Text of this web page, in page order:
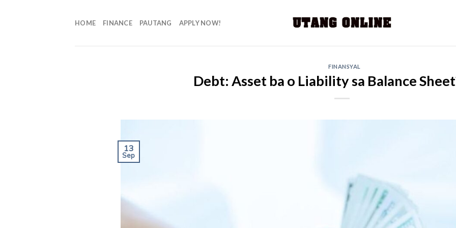
HOME FINANCE PAUTANG APPLY NOW!
FINANSYAL
Debt: Asset ba o Liability sa Balance
13
Sep